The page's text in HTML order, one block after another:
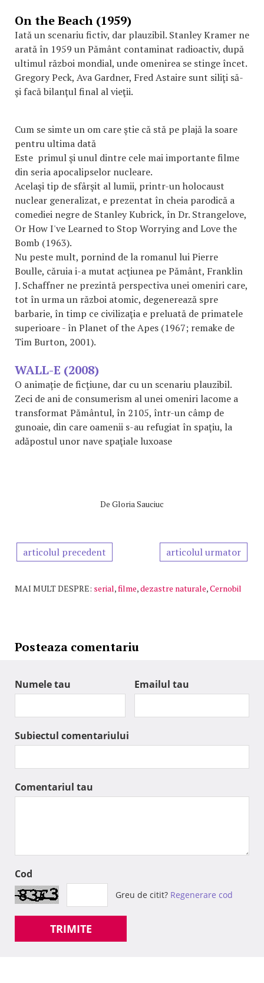
On the Beach (1959)
Iată un scenariu fictiv, dar plauzibil. Stanley Kramer ne
arată în 1959 un Pământ contaminat radioactiv, după
ultimul război mondial, unde omenirea se stinge încet.
Gregory Peck, Ava Gardner, Fred Astaire sunt siliţi să-
şi facă bilanţul final al vieţii.
Cum se simte un om care ştie că stă pe plajă la soare
pentru ultima dată
Este primul şi unul dintre cele mai importante filme
din seria apocalipselor nucleare.
Acelaşi tip de sfârşit al lumii, printr-un holocaust
nuclear generalizat, e prezentat în cheia parodică a
comediei negre de Stanley Kubrick, în Dr. Strangelove,
Or How I've Learned to Stop Worrying and Love the
Bomb (1963).
Nu peste mult, pornind de la romanul lui Pierre
Boulle, căruia i-a mutat acţiunea pe Pământ, Franklin
J. Schaffner ne prezintă perspectiva unei omeniri care,
tot în urma un război atomic, degenerează spre
barbarie, în timp ce civilizaţia e preluată de primatele
superioare - în Planet of the Apes (1967; remake de
Tim Burton, 2001).
WALL-E (2008)
O animație de ficțiune, dar cu un scenariu plauzibil.
Zeci de ani de consumerism al unei omeniri lacome a
transformat Pământul, în 2105, într-un câmp de
gunoaie, din care oamenii s-au refugiat în spaţiu, la
adăpostul unor nave spaţiale luxoase
De Gloria Sauciuc
articolul precedent articolul urmator
MAI MULT DESPRE: serial,filme,dezastre naturale,Cernobil
Posteaza comentariu
Numele tau Emailul tau
Subiectul comentariului
Comentariul tau
Cod
Greu de citit? Regenerare cod
TRIMITE